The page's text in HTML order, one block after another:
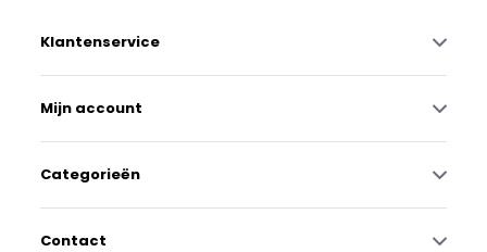
Klantenservice
Mijn account
Categorieën
Contact